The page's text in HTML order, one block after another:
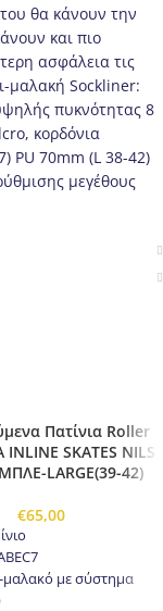
θα κάνουν την
και πιο
ασφάλεια τις
μαλακή Sockliner:
πυκνότητας 8
κορδόνια
PU 70mm (L 38-42)
μεγέθους
Πατίνια Roller
INLINE SKATES NILS
LARGE(39-42)
€65,00
με σύστημα